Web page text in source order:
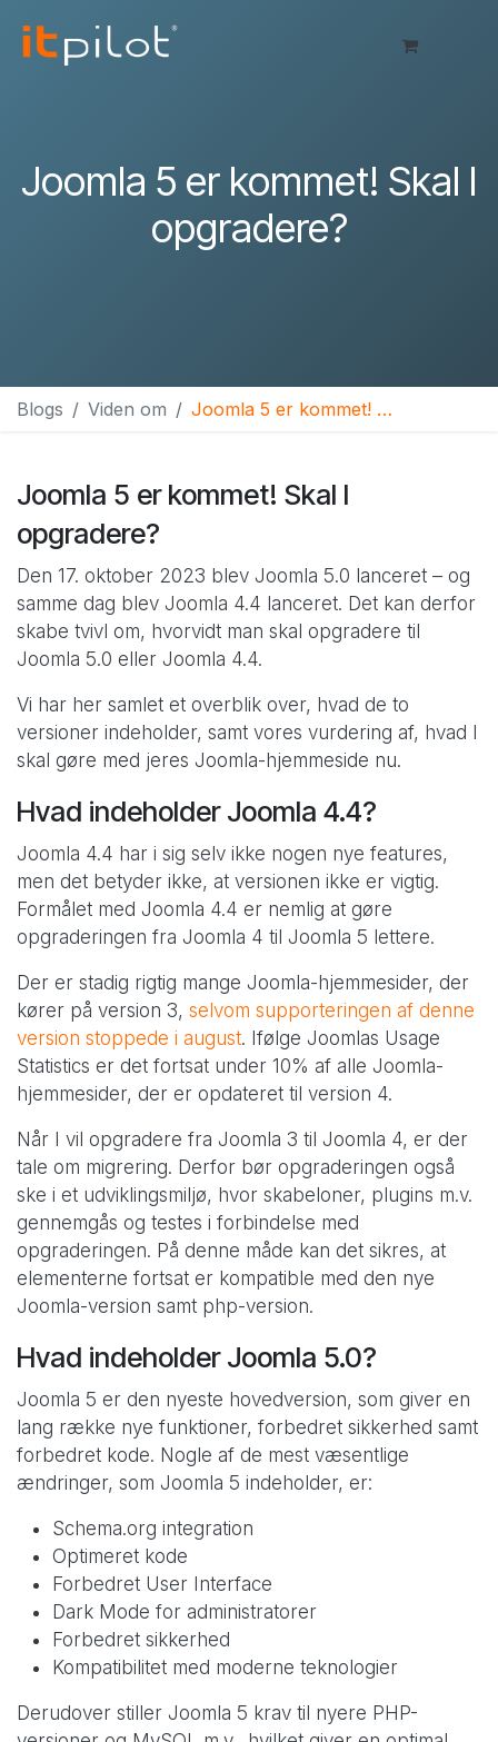
Joomla 5 er kommet! Skal I
opgradere?
Blogs Viden om Joomla 5 er kommet! Skal I opgradere?
Joomla 5 er kommet! Skal I
opgradere?
Den 17. oktober 2023 blev Joomla 5.0 lanceret – og
samme dag blev Joomla 4.4 lanceret. Det kan derfor
skabe tvivl om, hvorvidt man skal opgradere til
Joomla 5.0 eller Joomla 4.4.
Vi har her samlet et overblik over, hvad de to
versioner indeholder, samt vores vurdering af, hvad I
skal gøre med jeres Joomla-hjemmeside nu.
Hvad indeholder Joomla 4.4?
Joomla 4.4 har i sig selv ikke nogen nye features,
men det betyder ikke, at versionen ikke er vigtig.
Formålet med Joomla 4.4 er nemlig at gøre
opgraderingen fra Joomla 4 til Joomla 5 lettere.
Der er stadig rigtig mange Joomla-hjemmesider, der
kører på version 3, selvom supporteringen af denne
version stoppede i august. Ifølge Joomlas Usage
Statistics er det fortsat under 10% af alle Joomla-
hjemmesider, der er opdateret til version 4.
Når I vil opgradere fra Joomla 3 til Joomla 4, er der
tale om migrering. Derfor bør opgraderingen også
ske i et udviklingsmiljø, hvor skabeloner, plugins m.v.
gennemgås og testes i forbindelse med
opgraderingen. På denne måde kan det sikres, at
elementerne fortsat er kompatible med den nye
Joomla-version samt php-version.
Hvad indeholder Joomla 5.0?
Joomla 5 er den nyeste hovedversion, som giver en
lang række nye funktioner, forbedret sikkerhed samt
forbedret kode. Nogle af de mest væsentlige
ændringer, som Joomla 5 indeholder, er:
Schema.org integration
Optimeret kode
Forbedret User Interface
Dark Mode for administratorer
Forbedret sikkerhed
Kompatibilitet med moderne teknologier
Derudover stiller Joomla 5 krav til nyere PHP-